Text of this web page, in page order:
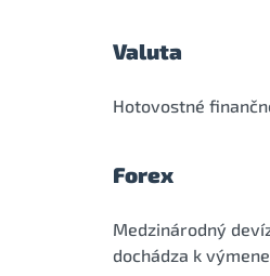
Valuta
Hotovostné
Forex
Medzinárodný
dochádza k